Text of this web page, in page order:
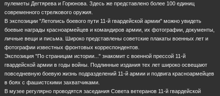
пулеметы Дегтярева и Горюнова. Здесь же представлено более 100 единиц
современного стрелкового оружия.
В экспозиции "Летопись боевого пути 11-й гвардейской армии" можно увидеть
боевые награды красноармейцев и командиров армии, их фотографии, документы,
личные вещи и письма. Широко представлены советские плакаты военных лет и
фотографии известных фронтовых корреспондентов.
Экспозиция "По страницам истории..." знакомит с военной прессой 11-й
гвардейской армии в годы войны. Подлинные издания тех лет широко освещают
повседневную боевую жизнь подразделений 11-й армии и подвига красноармейцев
в боях с фашистскими захватчиками.
В музее регулярно проводятся заседания Совета ветеранов 11-й гвардейской